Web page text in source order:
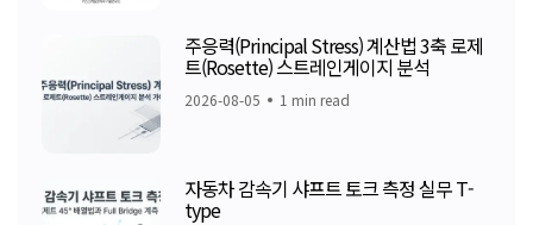
주응력(Principal Stress) 계산법 3축 로제
트(Rosette) 스트레인게이지 분석
2026-08-05 1 min read
자동차 감속기 샤프트 토크 측정 실무 T-
type